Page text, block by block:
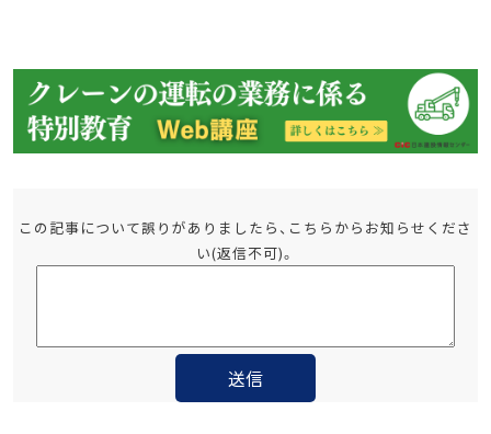
この記事について誤りがありましたら、こちらからお知らせくださ
い(返信不可)。